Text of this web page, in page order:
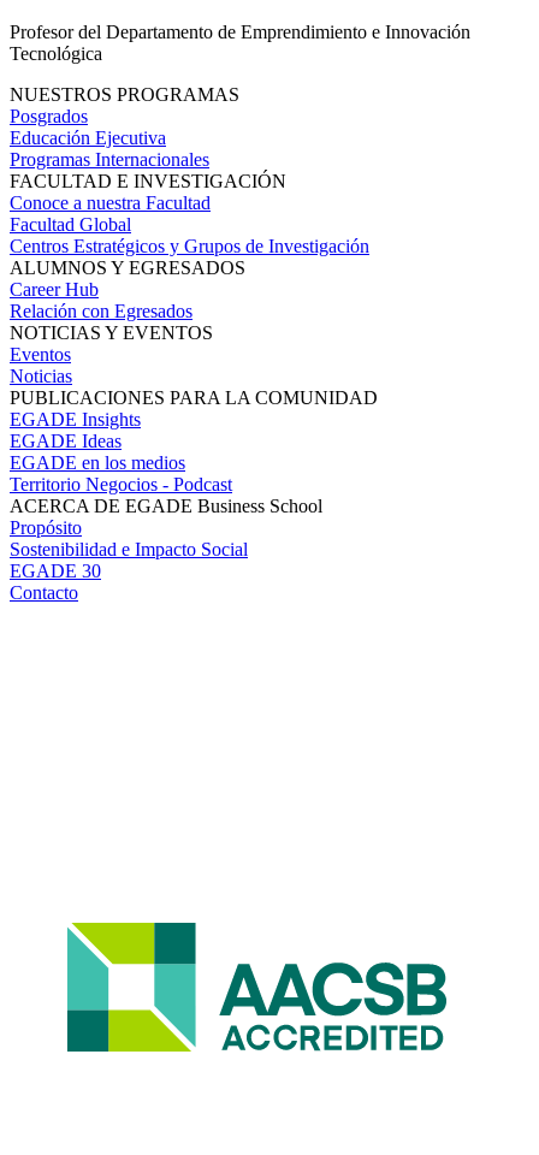
Profesor del Departamento de Emprendimiento e Innovación
Tecnológica
NUESTROS PROGRAMAS
Posgrados
Educación Ejecutiva
Programas Internacionales
FACULTAD E INVESTIGACIÓN
Conoce a nuestra Facultad
Facultad Global
Centros Estratégicos y Grupos de Investigación
ALUMNOS Y EGRESADOS
Career Hub
Relación con Egresados
NOTICIAS Y EVENTOS
Eventos
Noticias
PUBLICACIONES PARA LA COMUNIDAD
EGADE Insights
EGADE Ideas
EGADE en los medios
Territorio Negocios - Podcast
ACERCA DE EGADE Business School
Propósito
Sostenibilidad e Impacto Social
EGADE 30
Contacto